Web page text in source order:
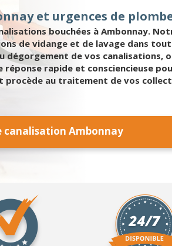
et urgences de
bouchées à Ambonnay.
de vidange et de lavage dans
dégorgement de vos
rapide et consciencieuse
au traitement de vos
canalisation Ambonnay